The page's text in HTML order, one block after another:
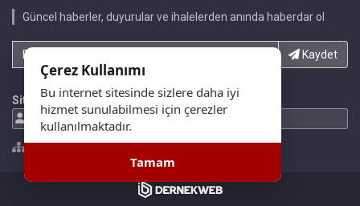
Güncel haberler, duyurular ve ihalelerden anında haberdar ol
E-Posta adresinizi yazın... Kaydet
Site İstatistikleri
Site Haritası
Çerez Kullanımı
Bu internet sitesinde sizlere daha iyi
hizmet sunulabilmesi için çerezler
kullanılmaktadır.
Tamam